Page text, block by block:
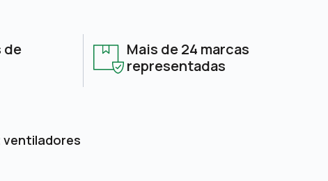
de
Mais de 24 marcas
representadas
ventiladores